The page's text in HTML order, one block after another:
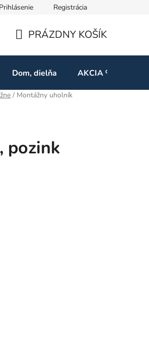
Prihlásenie Registrácia
KOŠÍK
PRÁZDNY KOŠÍK
Dom, dielňa AKCIA %
/ Montážny uholník
pozink